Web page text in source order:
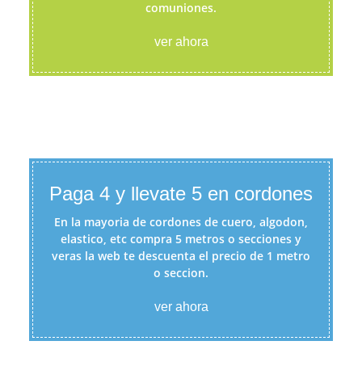
comuniones.
ver ahora
Paga 4 y llevate 5 en cordones
En la mayoria de cordones de cuero, algodon,
elastico, etc compra 5 metros o secciones y
veras la web te descuenta el precio de 1 metro
o seccion.
ver ahora